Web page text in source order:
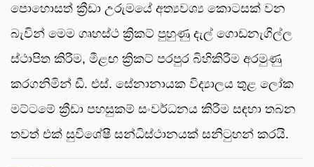
පොහොසත් ක්‍රීඩා උරුමයේ අත්‍යවශ්‍ය කොටසක් වන
බැවින් මෙම ගෘහස්ථ ක්‍රිකට් පුහුණු දැල් ගොඩනැගිල්ල
ස්ථාපිත කිරීම, මීළඟ ක්‍රිකට් පරපුර බිහිකිරීම අරමුණු
කරගනිමින් ඩී. එස්. සේනානායක විද්‍යාලය තුළ ලෝක
මට්ටමේ ක්‍රීඩා පහසුකම් සංවර්ධනය කිරීම සඳහා තබන
තවත් එක් සුවිශේෂී සන්ධිස්ථානයක් සනිටුහන් කරයි.